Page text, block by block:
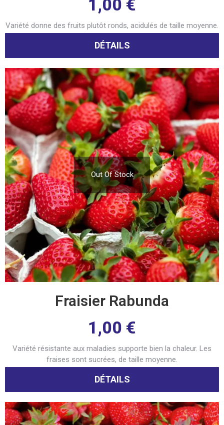
1,00 €
Variété donne des fruits plutôt ronds, acidulés de taille moyenne.
DÉTAILS
Out Of Stock
Fraisier Rabunda
1,00 €
Variété résistante aux maladies supporte bien la chaleur. Les
fraises sont sucrées, de taille moyenne.
DÉTAILS